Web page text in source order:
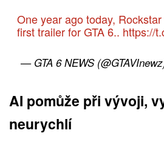
One year ago today,
first trailer for GTA 6.. https://
— GTA 6 NEWS
AI pomůže při vývoji,
neurychlí